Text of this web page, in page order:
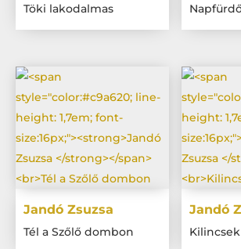
Töki lakodalmas
Jandó Zsuzsa
Tél a Szőlő dombon
Jandó
Kilincsek